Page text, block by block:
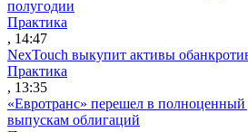
полугодии
Практика
, 14:47
NexTouch выкупит активы
Практика
, 13:35
«Евротранс» перешел в
выпускам облигаций